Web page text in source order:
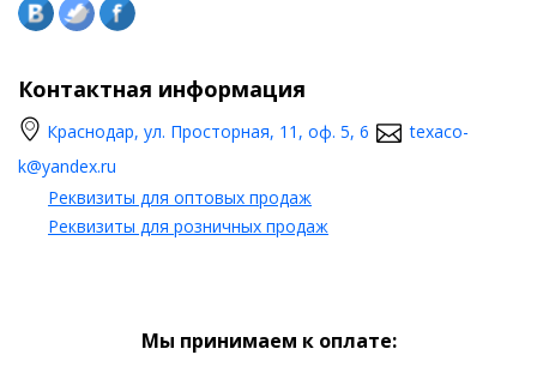
Контактная информация
Краснодар, ул. Просторная, 11, оф. 5, 6
texaco-
k@yandex.ru
Реквизиты для оптовых продаж
Реквизиты для розничных продаж
Мы принимаем к оплате: